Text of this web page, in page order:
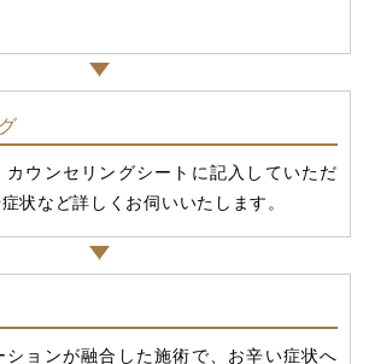
カウンセリングシートに記入していただ
状など詳しくお伺いいたします。
ションが融合した施術で、お辛い症状へ